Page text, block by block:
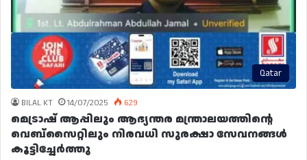
Qatar
BILAL KT 14/07/2025 629
മെട്രാഷ് ആപ്പിലും ആഭ്യന്തര മന്ത്രാലയത്തിന്റെ
വെബ്‌സൈറ്റിലും നിരവധി സുരക്ഷാ സേവനങ്ങൾ
കൂട്ടിച്ചേർത്തു